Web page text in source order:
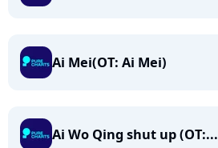
Ai Mei(OT: Ai Mei)
Ai Wo Qing shut up (OT:...